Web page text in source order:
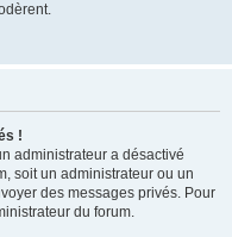
!
administrateur a désactivé
soit un administrateur ou un
des messages privés. Pour
du forum.